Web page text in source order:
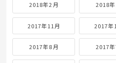
2018年2月 2018
2017年11月 2017年
2017年8月 2017